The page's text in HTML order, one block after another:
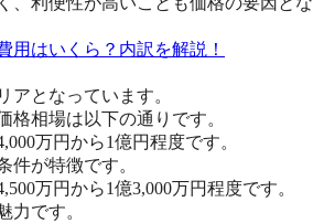
用はいくら？内訳を解説！
アとなっています。
格相場は以下の通りです。
万円から1億円程度です。
件が特徴です。
万円から1億3,000万円程度です。
力です。